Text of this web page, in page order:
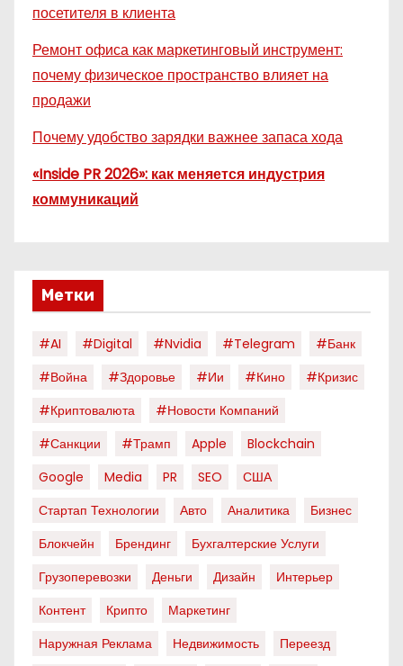
посетителя в клиента
Ремонт офиса как маркетинговый инструмент:
почему физическое пространство влияет на
продажи
Почему удобство зарядки важнее запаса хода
«Inside PR 2026»: как меняется индустрия
коммуникаций
Метки
#AI #digital #nvidia #telegram
#банк
#война
#здоровье #ии #кино
#кризис
#криптовалюта
#новости Компаний
#санкции
#трамп Apple
Blockchain
Google
Media PR SEO
США
Стартап Технологии
Авто Аналитика
Бизнес
Блокчейн
Брендинг
Бухгалтерские Услуги
Грузоперевозки
Деньги Дизайн
Интерьер
Контент
Крипто
Маркетинг
Наружная Реклама
Недвижимость
Переезд